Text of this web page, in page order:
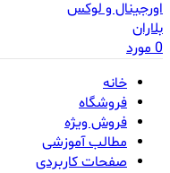
0مورد
خانه
فروشگاه
فروش ویژه
مطالب آموزشی
صفحات کاربردی